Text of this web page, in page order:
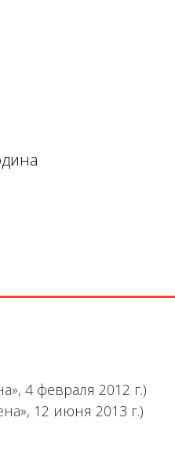
4 февраля 2012 г.)
12 июня 2013 г.)